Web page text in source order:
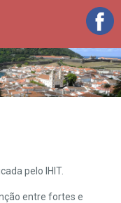
pelo IHIT.
entre fortes e